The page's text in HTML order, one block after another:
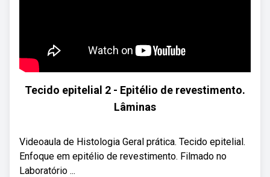
Tecido epitelial 2 - Epitélio de revestimento.
Lâminas
Videoaula de Histologia Geral prática. Tecido epitelial.
Enfoque em epitélio de revestimento. Filmado no
Laboratório ...